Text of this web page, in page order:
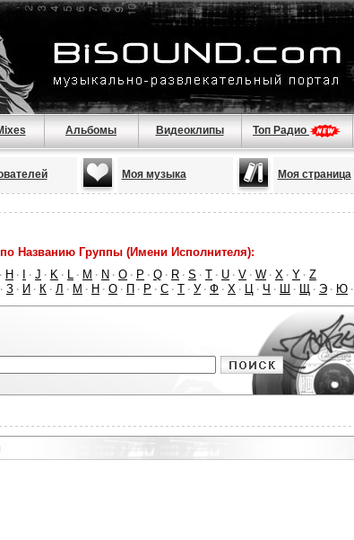
Альбомы Видеоклипы Топ Радио
Моя музыка Моя страница
Названию Группы (Имени Исполнителя):
· H · · J · K · L · M · N · O · P · Q · R · S · T · U · V · W · X · Y · Z
· З · И · К · Л · М · Н · О · П · Р · С · Т · У · Ф · Х · Ц · Ч · Ш · Щ · Э · Ю ·